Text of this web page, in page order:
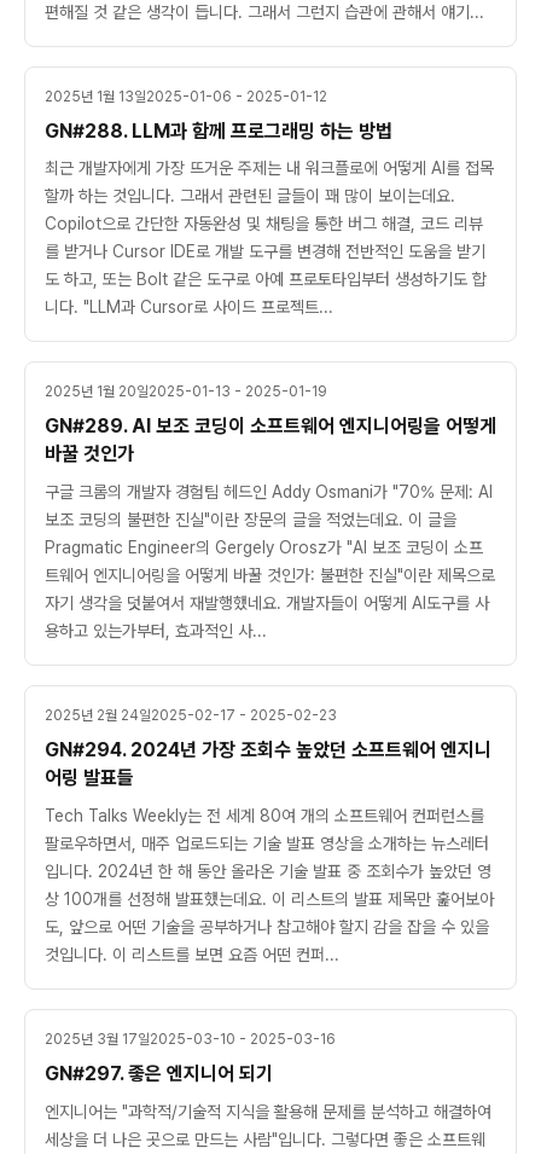
편해질 것 같은 생각이 듭니다. 그래서 그런지 습관에 관해서 얘기...
2025년 1월 13일2025-01-06 - 2025-01-12
GN#288. LLM과 함께 프로그래밍 하는 방법
최근 개발자에게 가장 뜨거운 주제는 내 워크플로에 어떻게 AI를 접목
할까 하는 것입니다. 그래서 관련된 글들이 꽤 많이 보이는데요.
Copilot으로 간단한 자동완성 및 채팅을 통한 버그 해결, 코드 리뷰
를 받거나 Cursor IDE로 개발 도구를 변경해 전반적인 도움을 받기
도 하고, 또는 Bolt 같은 도구로 아예 프로토타입부터 생성하기도 합
니다. "LLM과 Cursor로 사이드 프로젝트...
2025년 1월 20일2025-01-13 - 2025-01-19
GN#289. AI 보조 코딩이 소프트웨어 엔지니어링을 어떻게
바꿀 것인가
구글 크롬의 개발자 경험팀 헤드인 Addy Osmani가 "70% 문제: AI
보조 코딩의 불편한 진실"이란 장문의 글을 적었는데요. 이 글을
Pragmatic Engineer의 Gergely Orosz가 "AI 보조 코딩이 소프
트웨어 엔지니어링을 어떻게 바꿀 것인가: 불편한 진실"이란 제목으로
자기 생각을 덧붙여서 재발행했네요. 개발자들이 어떻게 AI도구를 사
용하고 있는가부터, 효과적인 사...
2025년 2월 24일2025-02-17 - 2025-02-23
GN#294. 2024년 가장 조회수 높았던 소프트웨어 엔지니
어링 발표들
Tech Talks Weekly는 전 세계 80여 개의 소프트웨어 컨퍼런스를
팔로우하면서, 매주 업로드되는 기술 발표 영상을 소개하는 뉴스레터
입니다. 2024년 한 해 동안 올라온 기술 발표 중 조회수가 높았던 영
상 100개를 선정해 발표했는데요. 이 리스트의 발표 제목만 훑어보아
도, 앞으로 어떤 기술을 공부하거나 참고해야 할지 감을 잡을 수 있을
것입니다. 이 리스트를 보면 요즘 어떤 컨퍼...
2025년 3월 17일2025-03-10 - 2025-03-16
GN#297. 좋은 엔지니어 되기
엔지니어는 "과학적/기술적 지식을 활용해 문제를 분석하고 해결하여
세상을 더 나은 곳으로 만드는 사람"입니다. 그렇다면 좋은 소프트웨